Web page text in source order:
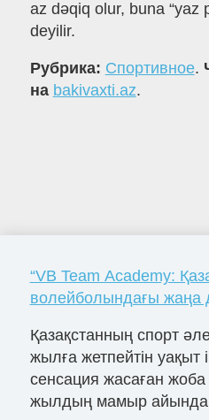
az dəqiq olur, buna “yaz
deyilir.
Рубрика: Спортивное.
на bakivaxti.az.
“VB Team Academy:
волейболындағы жаңа
Қазақстанның спорт
жылға жетпейтін уақыт
сенсация жасаған
жылдың мамыр айында